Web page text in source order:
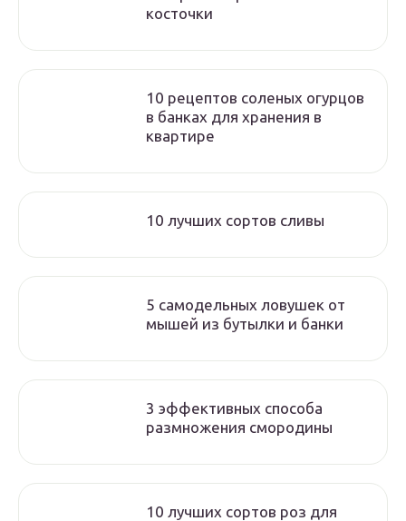
косточки
10 рецептов соленых огурцов
в банках для хранения в
квартире
10 лучших сортов сливы
5 самодельных ловушек от
мышей из бутылки и банки
3 эффективных способа
размножения смородины
10 лучших сортов роз для